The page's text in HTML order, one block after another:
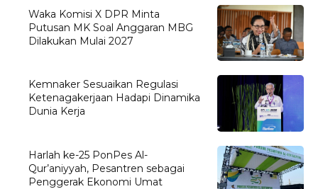
Waka Komisi X DPR Minta
Putusan MK Soal Anggaran MBG
Dilakukan Mulai 2027
Kemnaker Sesuaikan Regulasi
Ketenagakerjaan Hadapi Dinamika
Dunia Kerja
Harlah ke-25 PonPes Al-
Qur’aniyyah, Pesantren sebagai
Penggerak Ekonomi Umat